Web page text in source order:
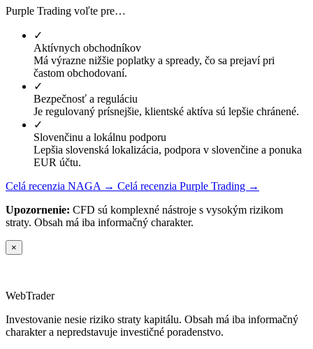
Purple Trading voľte pre…
✓
Aktívnych obchodníkov
Má výrazne nižšie poplatky a spready, čo sa prejaví pri
častom obchodovaní.
✓
Bezpečnosť a reguláciu
Je regulovaný prísnejšie, klientské aktíva sú lepšie chránené.
✓
Slovenčinu a lokálnu podporu
Lepšia slovenská lokalizácia, podpora v slovenčine a ponuka
EUR účtu.
Celá recenzia NAGA → Celá recenzia Purple Trading →
Upozornenie: CFD sú komplexné nástroje s vysokým rizikom
straty. Obsah má iba informačný charakter.
×
WebTrader
Investovanie nesie riziko straty kapitálu. Obsah má iba informačný
charakter a nepredstavuje investičné poradenstvo.